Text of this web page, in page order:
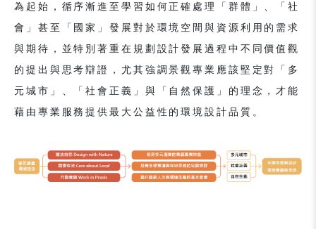
為起始，循序漸進至學習如何正確處理「群體」、「社
會」甚至「國家」發展對於環境空間與資源利用的需求
與期待，並特別著重在規劃設計發展過程中不同價值觀
的提出與思考辯證，尤其強調景觀專業應該堅定對「多
元城市」、「社會正義」與「自然保護」的理念，才能
藉由專業服務提供最大公益性的環境設計品質。